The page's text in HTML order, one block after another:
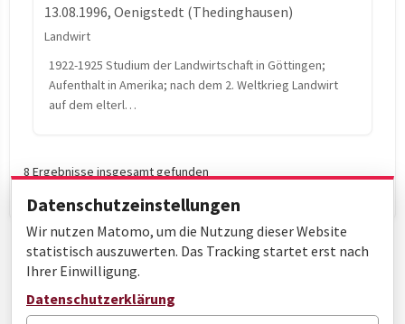
13.08.1996, Oenigstedt (Thedinghausen)
Landwirt
1922-1925 Studium der Landwirtschaft in Göttingen;
Aufenthalt in Amerika; nach dem 2. Weltkrieg Landwirt
auf dem elterl…
8 Ergebnisse insgesamt gefunden
Seite 1 von 1
Datenschutzeinstellungen
Wir nutzen Matomo, um die Nutzung dieser Website
statistisch auszuwerten. Das Tracking startet erst nach
Ihrer Einwilligung.
Datenschutzerklärung